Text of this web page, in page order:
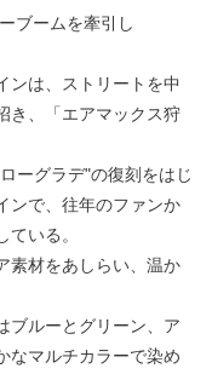
ブームを牽引し
ンは、ストリートを中
き、「エアマックス狩
ーグラデ"の復刻をはじ
ンで、往年のファンか
いる。
素材をあしらい、温か
ブルーとグリーン、ア
なマルチカラーで染め